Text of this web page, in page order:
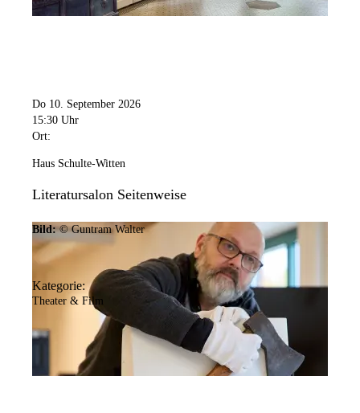
Do 10. September 2026
15:30 Uhr
Ort:
Haus Schulte-Witten
Literatursalon Seitenweise
Bild: © Guntram Walter
Kategorie:
Theater & Film